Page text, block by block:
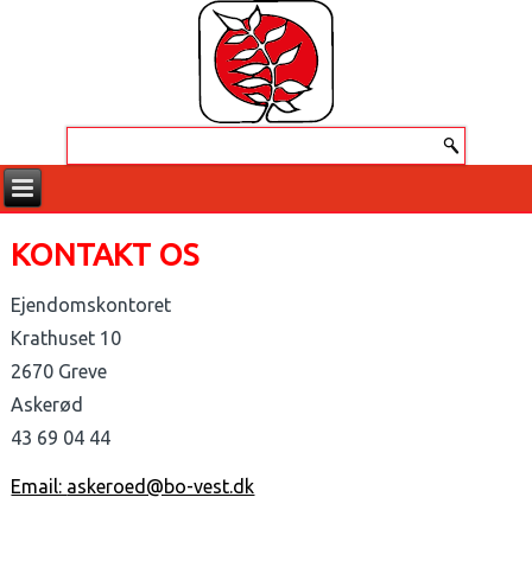
KONTAKT OS
Ejendomskontoret
Krathuset 10
2670 Greve
Askerød
43 69 04 44
Email: askeroed@bo-vest.dk